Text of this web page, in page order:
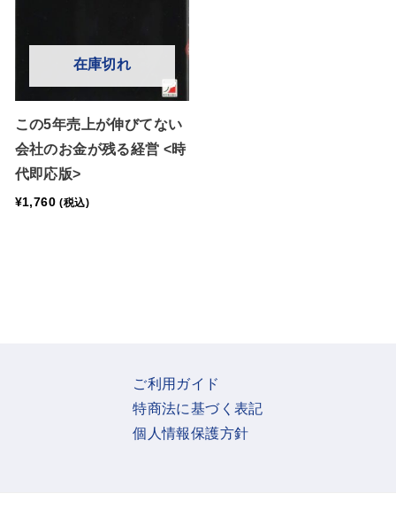
在庫切れ
この5年売上が伸びてない
会社のお金が残る経営 <時
代即応版>
¥1,760 (税込)
ご利用ガイド
特商法に基づく表記
個人情報保護方針